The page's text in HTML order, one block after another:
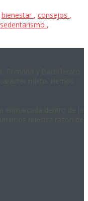
bienestar , consejos ,
sedentarismo ,